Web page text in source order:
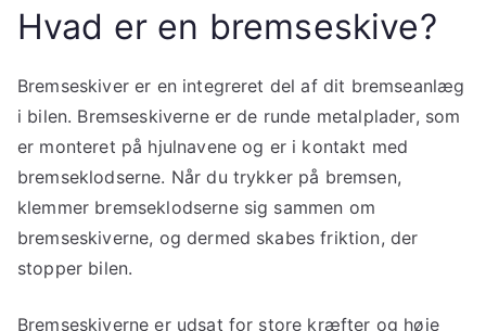
Hvad er en bremseskive?
Bremseskiver er en integreret del af dit bremseanlæg
i bilen. Bremseskiverne er de runde metalplader, som
er monteret på hjulnavene og er i kontakt med
bremseklodserne. Når du trykker på bremsen,
klemmer bremseklodserne sig sammen om
bremseskiverne, og dermed skabes friktion, der
stopper bilen.
Bremseskiverne er udsat for store kræfter og høje